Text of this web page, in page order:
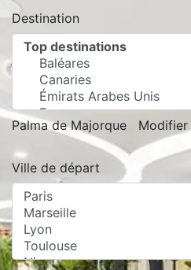
Destination
Palma de Majorque Modifier
Ville de départ